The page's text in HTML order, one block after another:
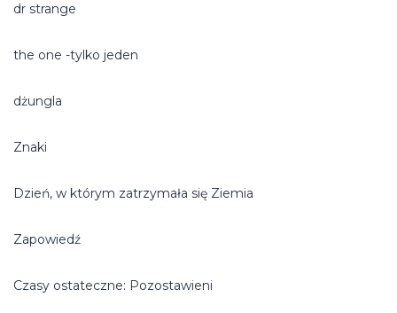
dr strange
the one -tylko jeden
dżungla
Znaki
Dzień, w którym zatrzymała się Ziemia
Zapowiedź
Czasy ostateczne: Pozostawieni